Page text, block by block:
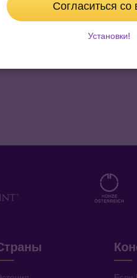
и получить ценный
Согласиться со
Установки!